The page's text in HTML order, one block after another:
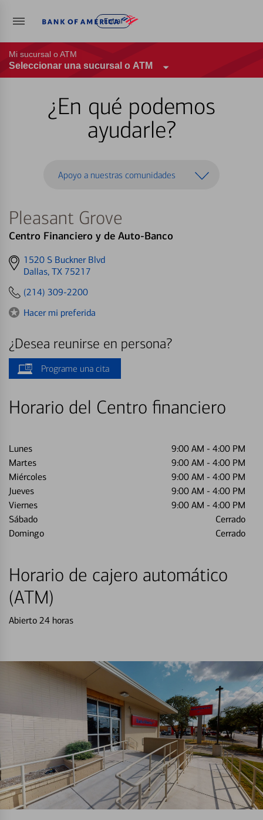
Entrar
Mi sucursal o ATM
Seleccionar una sucursal o ATM
¿En qué podemos
ayudarle?
Apoyo a nuestras comunidades
Pleasant Grove
Centro Financiero y de Auto-Banco
Get
directions
1520 S Buckner Blvd
Dallas, TX 75217
(214) 309-2200
Hacer mi preferida
¿Desea reunirse en persona?
Programe una cita
Horario del Centro financiero
Lunes 9:00 AM - 4:00 PM
Martes
9:00 AM - 4:00 PM
Miércoles
9:00 AM - 4:00 PM
Jueves
9:00 AM - 4:00 PM
Viernes
9:00 AM - 4:00 PM
Sábado
Cerrado
Domingo
Cerrado
Horario de cajero automático
(ATM)
Abierto 24 horas